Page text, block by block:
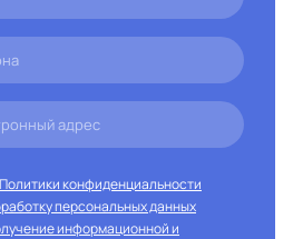
Политики конфиденциальности
персональных данных
информационной и